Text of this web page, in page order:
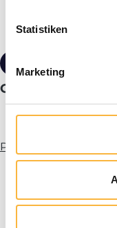
Statistiken
Marketing
Centrifugal ball 10
Plus d’infos
Quantité de